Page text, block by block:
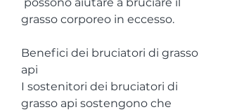
grasso corporeo in eccesso.
Benefici dei bruciatori di grasso
api
I sostenitori dei bruciatori di
grasso api sostengono che